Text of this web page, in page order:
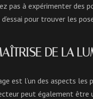
pas à expérimenter des
pour trouver les
DE LA
est l’un des aspects
peut également être